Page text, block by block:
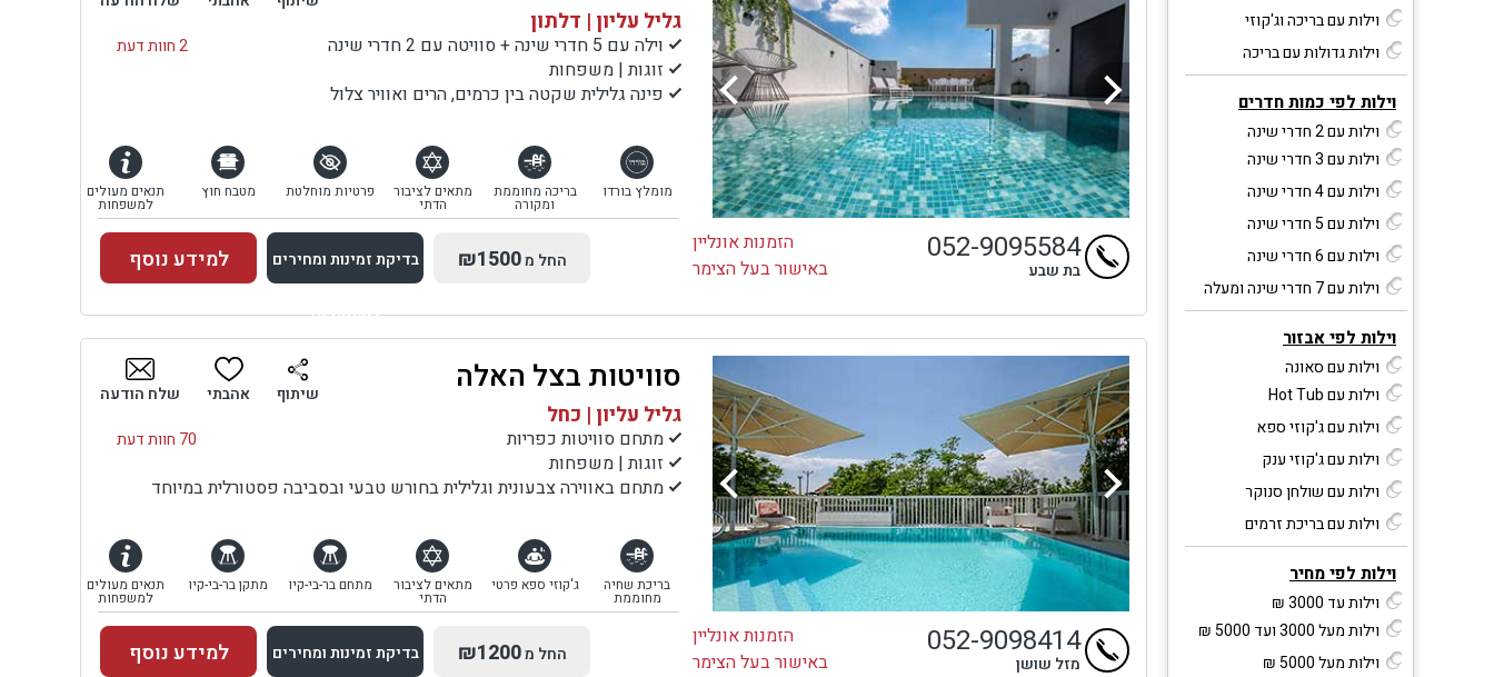
וילות עם בריכה וג'קוזי
וילות גדולות עם בריכה
וילות לפי כמות חדרים
וילות עם 2 חדרי שינה
וילות עם 3 חדרי שינה
וילות עם 4 חדרי שינה
וילות עם 5 חדרי שינה
וילות עם 6 חדרי שינה
וילות עם 7 חדרי שינה ומעלה
וילות לפי אבזור
וילות עם סאונה
וילות עם Hot Tub
וילות עם ג'קוזי ספא
וילות עם ג'קוזי ענק
וילות עם שולחן סנוקר
וילות עם בריכת זרמים
וילות לפי מחיר
וילות עד 3000 ₪
וילות מעל 3000 ועד 5000 ₪
וילות מעל 5000 ₪
גליל עליון | דלתון
2 חוות דעת
וילה עם 5 חדרי שינה + סוויטה עם 2 חדרי שינה
זוגות | משפחות
פינה גלילית שקטה בין כרמים, הרים ואוויר צלול
מומלץ בורדו בריכה מחוממת
ומקורה
מתאים לציבור
הדתי
פרטיות מוחלטת מטבח חוץ תנאים מעולים
למשפחות
הזמנות אונליין
באישור בעל הצימר
052-9095584
בת שבע החל מ₪1500 בדיקת זמינות ומחירים
למתחם זה
בדיקת זמינות ומחירים
למידע נוסף
סוויטות בצל האלה
גליל עליון | כחל
70 חוות דעת
מתחם סוויטות כפריות
זוגות | משפחות
מתחם באווירה צבעונית וגלילית בחורש טבעי ובסביבה פסטורלית במיוחד
שיתוף אהבתי שלח הודעה
בריכת שחיה
מחוממת
ג'קוזי ספא פרטי מתאים לציבור
הדתי
מתחם בר-בי-קיו מתקן בר-בי-קיו תנאים מעולים
למשפחות
הזמנות אונליין
באישור בעל הצימר
052-9098414
מזל שושן החל מ₪1200 בדיקת זמינות ומחירים למידע נוסף